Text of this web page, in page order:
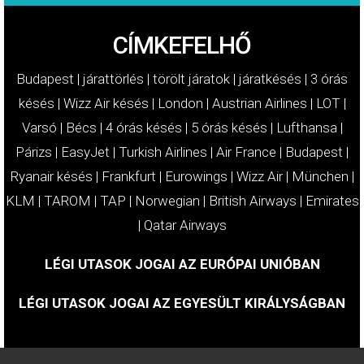
CÍMKEFELHŐ
Budapest | járattörlés | törölt járatok | járatkésés | 3 órás
késés | Wizz Air késés | London | Austrian Airlines | LOT|
Varsó | Bécs | 4 órás késés | 5 órás késés | Lufthansa |
Párizs | EasyJet | Turkish Airlines | Air France | Budapest |
Ryanair késés | Frankfurt | Eurowings | Wizz Air| München |
KLM | TAROM | TAP | Norwegian | British Airways | Emirates
| Qatar Airways
LÉGI UTASOK JOGAI AZ EURÓPAI UNIÓBAN
LÉGI UTASOK JOGAI AZ EGYESÜLT KIRÁLYSÁGBAN